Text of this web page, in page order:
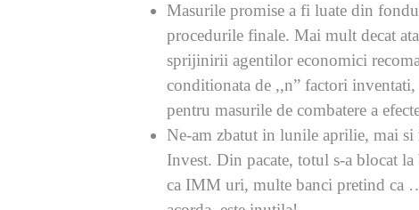
Masurile promise a fi luate din
procedurile finale. Mai mult decat
sprijinirii agentilor economici
conditionata de ,,n” factori
pentru masurile de combatere a
Ne-am zbatut in lunile aprilie, mai
Invest. Din pacate, totul s-a blocat
ca IMM uri, multe banci pretind ca